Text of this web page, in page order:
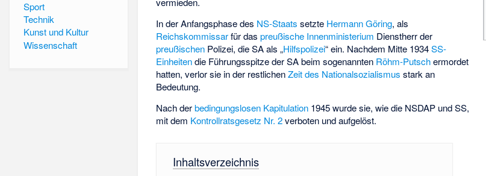
Sport
Technik
Kunst und Kultur
Wissenschaft
In der Anfangsphase des NS-Staats setzte Hermann Göring, als
Reichskommissarfür daspreußische Innenministerium Dienstherr der
preußischen Polizei, die SA als „Hilfspolizei“ ein. Nachdem Mitte 1934SS-
Einheitendie Führungsspitze der SA beim sogenannten Röhm-Putschermordet
hatten, verlor sie in der restlichenZeit des Nationalsozialismus stark an
Bedeutung.
Nach derbedingungslosen Kapitulation 1945 wurde sie, wie die NSDAP und SS,
mit dem Kontrollratsgesetz Nr. 2verboten und aufgelöst.
Inhaltsverzeichnis